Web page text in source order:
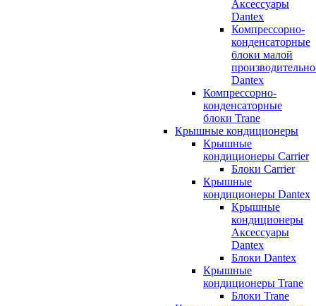
Аксессуары
Dantex
Компрессорно-
конденсаторные
блоки малой
Dantex
Компрессорно-
конденсаторные
блоки Trane
Крышные кондиционеры
Крышные
кондиционеры Carrier
Блоки Carrier
Крышные
кондиционеры Dantex
Крышные
кондиционеры
Аксессуары
Dantex
Блоки Dantex
Крышные
кондиционеры Trane
Блоки Trane